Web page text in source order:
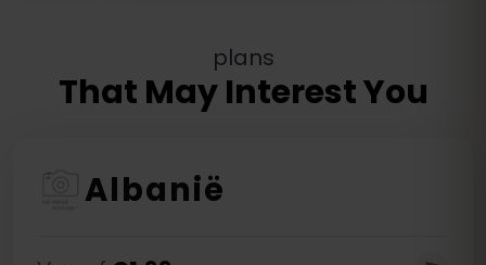
plans
That May Interest You
Albanië